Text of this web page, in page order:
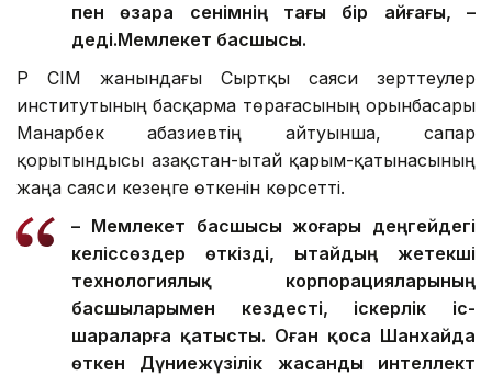
пен өзара сенімнің тағы бір айғағы, –
деді.Мемлекет басшысы.
ҚР СІМ жанындағы Сыртқы саяси зерттеулер
институтының басқарма төрағасының орынбасары
Манарбек Қабазиевтің айтуынша, сапар
қорытындысы Қазақстан-Қытай қарым-қатынасының
жаңа саяси кезеңге өткенін көрсетті.
– Мемлекет басшысы жоғары деңгейдегі
келіссөздер өткізді, Қытайдың жетекші
технологиялық корпорацияларының
басшыларымен кездесті, іскерлік іс-
шараларға қатысты. Оған қоса Шанхайда
өткен Дүниежүзілік жасанды интеллект